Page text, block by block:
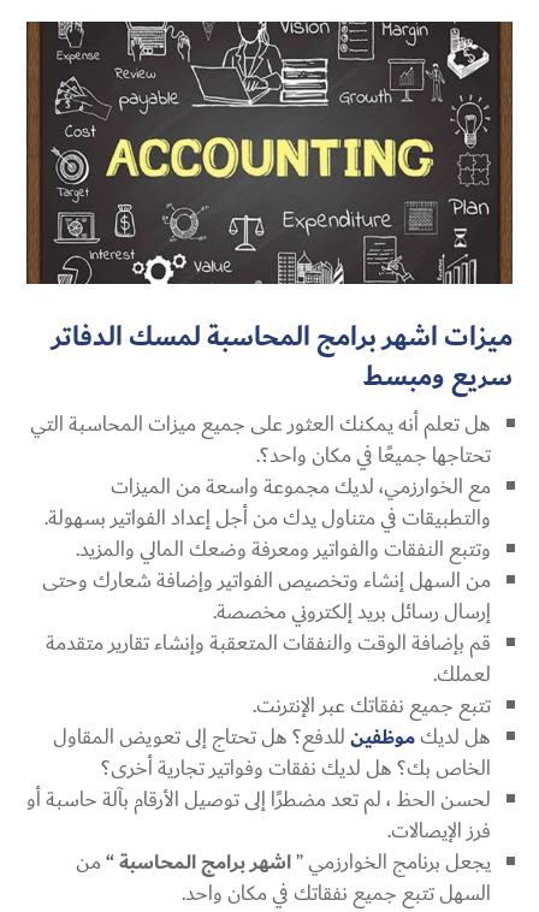
ميزات اشهر برامج المحاسبة لمسك الدفاتر
سريع ومبسط
هل تعلم أنه يمكنك العثور على جميع ميزات المحاسبة التي
تحتاجها جميعًا في مكان واحد؟.
مع الخوارزمي، لديك مجموعة واسعة من الميزات
والتطبيقات في متناول يدك من أجل إعداد الفواتير بسهولة.
وتتبع النفقات والفواتير ومعرفة وضعك المالي والمزيد.
من السهل إنشاء وتخصيص الفواتير وإضافة شعارك وحتى
إرسال رسائل بريد إلكتروني مخصصة.
قم بإضافة الوقت والنفقات المتعقبة وإنشاء تقارير متقدمة
لعملك.
تتبع جميع نفقاتك عبر الإنترنت.
هل لديكموظفينللدفع؟ هل تحتاج إلى تعويض المقاول
الخاص بك؟ هل لديك نفقات وفواتير تجارية أخرى؟
لحسن الحظ ، لم تعد مضطرًا إلى توصيل الأرقام بآلة حاسبة أو
فرز الإيصالات.
يجعل برنامج الخوارزمي ”اشهر برامج المحاسبة “من
السهل تتبع جميع نفقاتك في مكان واحد.